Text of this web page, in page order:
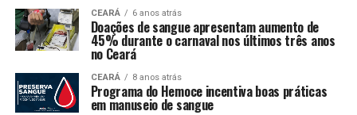
CEARÁ 6 anos atrás
Doações de sangue apresentam aumento de
45% durante o carnaval nos últimos três anos
no Ceará
CEARÁ 8 anos atrás
Programa do Hemoce incentiva boas práticas
em manuseio de sangue